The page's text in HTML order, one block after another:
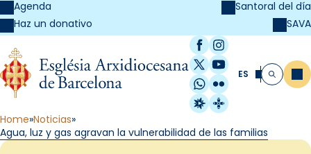
Agenda
Haz un donativo
Santoral del día
SAVA
Facebook
Instagram
X / Twitter
YouTube
WhatsApp
Flickr
Radio Estel
Catalunya
ES Buscar
Home Noticias
Agua, luz y gas agravan la vulnerabilidad de las familias